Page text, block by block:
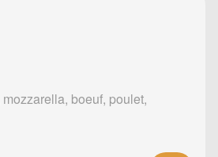
boeuf, poulet,